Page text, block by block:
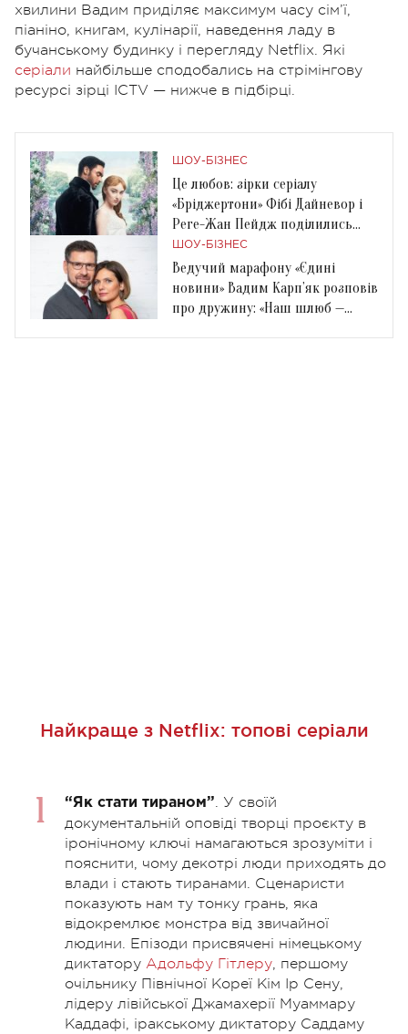
хвилини Вадим приділяє максимум часу сім’ї,
піаніно, книгам, кулінарії, наведення ладу в
бучанському будинку і перегляду Netflix. Які
серіали найбільше сподобались на стрімінгову
ресурсі зірці ICTV — нижче в підбірці.
ШОУ-БІЗНЕС
Це любов: зірки серіалу
«Бріджертони» Фібі Дайневор і
Реге-Жан Пейдж поділились
рідкісним фото
ШОУ-БІЗНЕС
Ведучий марафону «Єдині
новини» Вадим Карп’як розповів
про дружину: «Наш шлюб —
Найкраще з Netflix: топові серіали
“Як стати тираном”. У своїй
документальній оповіді творці проєкту в
іронічному ключі намагаються зрозуміти і
пояснити, чому декотрі люди приходять до
влади і стають тиранами. Сценаристи
показують нам ту тонку грань, яка
відокремлює монстра від звичайної
людини. Епізоди присвячені німецькому
диктатору Адольфу Гітлеру, першому
очільнику Північної Кореї Кім Ір Сену,
лідеру лівійської Джамахерії Муаммару
Каддафі, іракському диктатору Саддаму